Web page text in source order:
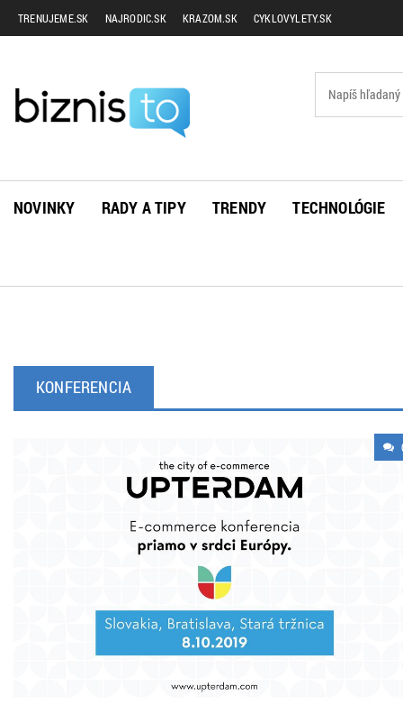
TRENUJEME.SK NAJRODIC.SK KRAZOM.SK CYKLOVYLETY.SK
NOVINKY RADY A TIPY TRENDY TECHNOLÓGIE
KONFERENCIA